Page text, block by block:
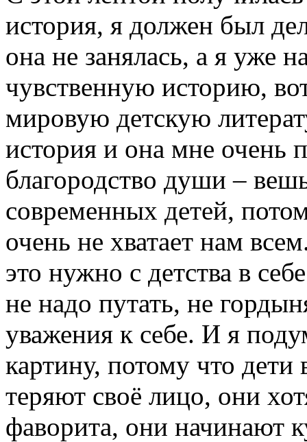
история, я должен был
она не занялась, а я уже
чувственную историю,
мировую детскую
история и она мне очень
благородство души –
современных детей,
очень не хватает нам
это нужно с детства в
не надо путать, не
уважения к себе. И я
картину, потому что дети
теряют своё лицо, они
фаворита, они начинают